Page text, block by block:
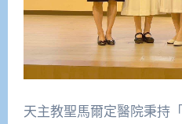
天主教聖馬爾定醫院秉持